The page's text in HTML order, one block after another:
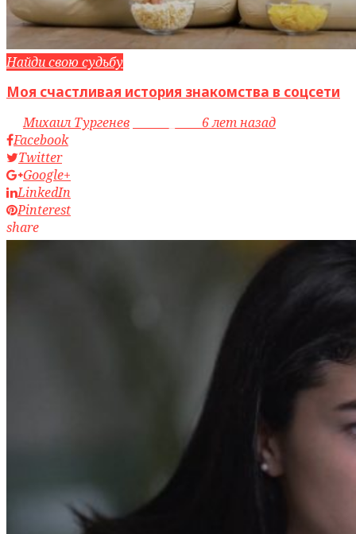
Найди свою судьбу
Моя счастливая история знакомства в соцсети
byМихаил Тургенев
6 лет назад
Facebook
Twitter
Google+
LinkedIn
Pinterest
share